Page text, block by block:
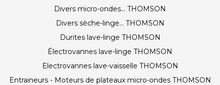
Divers micro-ondes... THOMSON
Divers sèche-linge... THOMSON
Durites lave-linge THOMSON
Électrovannes lave-linge THOMSON
Electrovannes lave-vaisselle THOMSON
Entraineurs - Moteurs de plateaux micro-ondes THOMSON